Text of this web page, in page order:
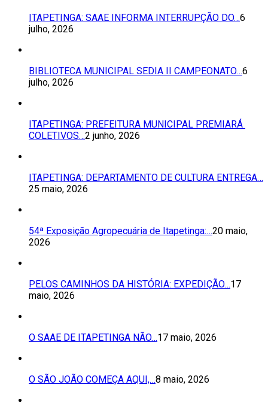
ITAPETINGA: SAAE INFORMA INTERRUPÇÃO DO…6
julho, 2026
BIBLIOTECA MUNICIPAL SEDIA II CAMPEONATO…6
julho, 2026
ITAPETINGA: PREFEITURA MUNICIPAL PREMIARÁ
COLETIVOS…2 junho, 2026
ITAPETINGA: DEPARTAMENTO DE CULTURA ENTREGA…
25 maio, 2026
54ª Exposição Agropecuária de Itapetinga:…20 maio,
2026
PELOS CAMINHOS DA HISTÓRIA: EXPEDIÇÃO…17
maio, 2026
O SAAE DE ITAPETINGA NÃO…17 maio, 2026
O SÃO JOÃO COMEÇA AQUI,…8 maio, 2026